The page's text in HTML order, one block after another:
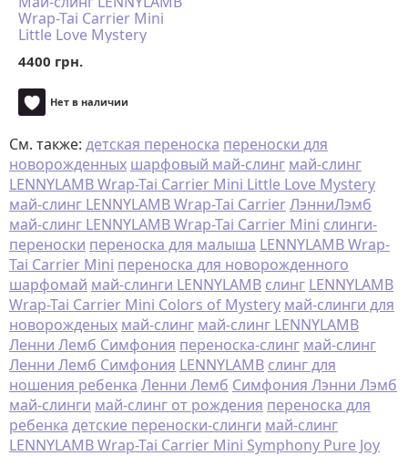
Wrap-Tai Carrier Mini
Little Love Mystery
4400 грн.
Нет в наличии
См. также: детская переноска переноски для
новорожденных шарфовый май-слинг май-слинг
LENNYLAMB Wrap-Tai Carrier Mini Little Love Mystery
май-слинг LENNYLAMB Wrap-Tai CarrierЛэнниЛэмб
май-слинг LENNYLAMB Wrap-Tai Carrier Mini слинги-
переноски переноска для малыша LENNYLAMB Wrap-
Tai Carrier Mini переноска для новорожденного
шарфомай май-слинги LENNYLAMB слинг LENNYLAMB
Wrap-Tai Carrier Mini Colors of Mystery май-слинги для
новорожденых май-слинг май-слинг LENNYLAMB
Ленни Лемб Симфония переноска-слинг май-слинг
Ленни Лемб Симфония LENNYLAMB слинг для
ношения ребенка Ленни Лемб Симфония Лэнни Лэмб
май-слинги май-слинг от рождения переноска для
ребенка детские переноски-слинги май-слинг
LENNYLAMB Wrap-Tai Carrier Mini Symphony Pure Joy